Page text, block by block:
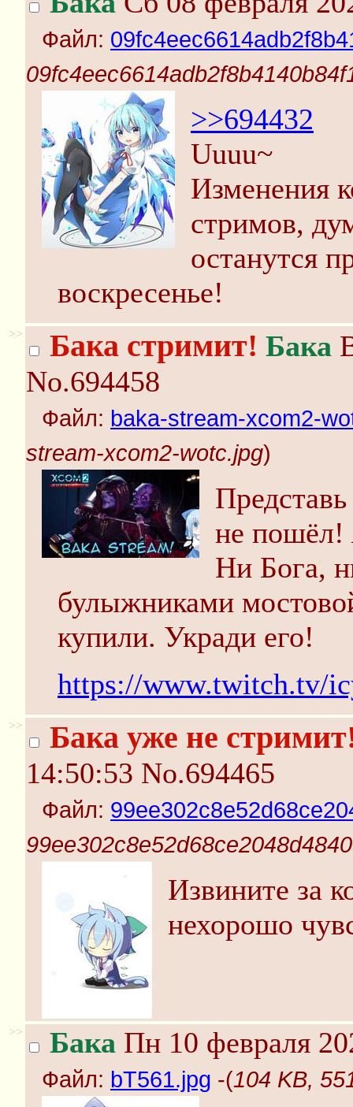
Файл:
>>694432
Uuuu~
Изменения
стримов,
останутся
воскресенье!
>> Бака стримит! Бака
No.694458
Файл: baka-stream-xcom2-
stream-xcom2-wotc.jpg)
не пошёл!
Ни Бога,
булыжниками
купили. Укради его!
https://www.twitch.tv/
>> Бака уже не
14:50:53 No.694465
Файл:
Извините за
нехорошо
>> Бака Пн 10 февраля
Файл: bT561.jpg -(104 KB,